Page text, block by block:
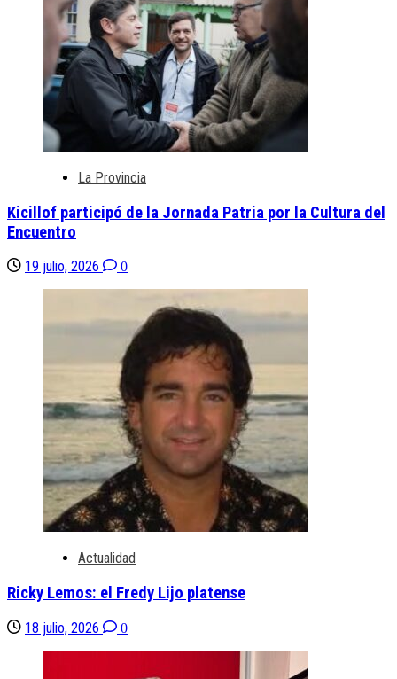
La Provincia
Kicillof participó de la Jornada Patria por la Cultura del
Encuentro
19 julio, 2026 0
Actualidad
Ricky Lemos: el Fredy Lijo platense
18 julio, 2026 0